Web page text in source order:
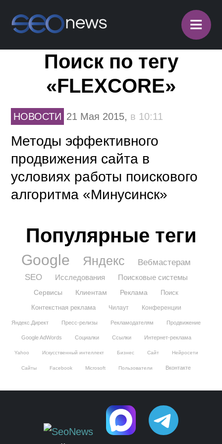
≡
Поиск по тегу
«FLEXCORE»
НОВОСТИ 21 Мая 2015, в 10:11
Методы эффективного
продвижения сайта в
условиях работы поискового
алгоритма «Минусинск»
Популярные теги
Google Яндекс
Вебмастерам
SEO
Исследования Поисковые системы
Сервисы Клиентам Реклама
Поиск
Контекстная реклама
Чилаут Конференции
Яндекс.Директ Пресс-релизы Рекламодателям Продвижение
Google AdWords Социалки Ссылки Интернет-реклама
Yahoo Искусственный интеллект Бизнес Сайт Нейросети
Сайты Facebook Microsoft Пользователи Вконтакте